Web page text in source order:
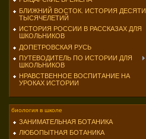
БЛИЖНИЙ ВОСТОК. ИСТОРИЯ ДЕСЯТИ
ТЫСЯЧЕЛЕТИЙ
ИСТОРИЯ РОССИИ В РАССКАЗАХ ДЛЯ
ШКОЛЬНИКОВ
ДОПЕТРОВСКАЯ РУСЬ
ПУТЕВОДИТЕЛЬ ПО ИСТОРИИ ДЛЯ
ШКОЛЬНИКОВ
НРАВСТВЕННОЕ ВОСПИТАНИЕ НА
УРОКАХ ИСТОРИИ
биология в школе
ЗАНИМАТЕЛЬНАЯ БОТАНИКА
ЛЮБОПЫТНАЯ БОТАНИКА